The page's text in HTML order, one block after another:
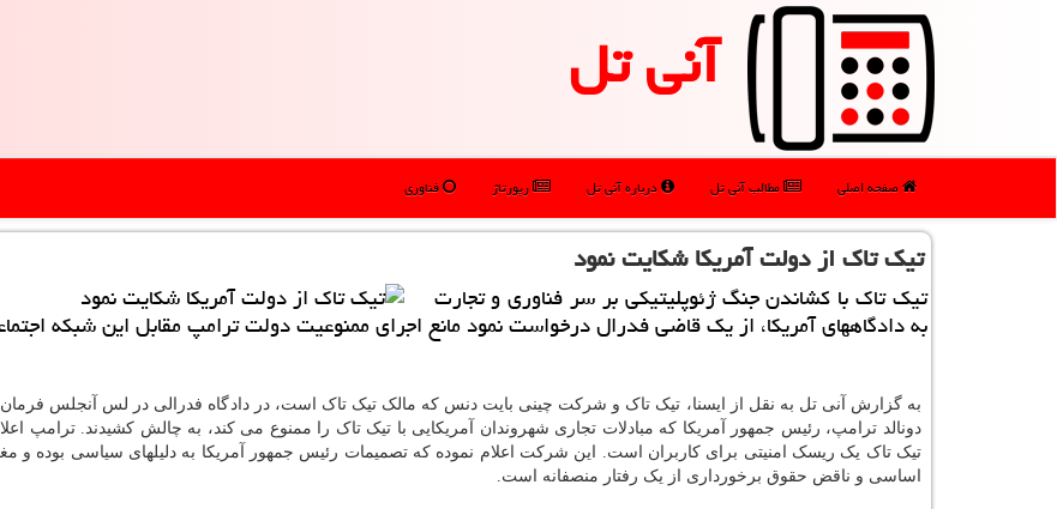
آنی تل
صفحه اصلی مطالب آنی تل درباره آنی تل رپورتاژ فناوری
تیك تاك از دولت آمریكا شكایت نمود
تیك تاك با كشاندن جنگ ژئوپلیتیكی بر سر فناوری و تجارت
به دادگاههای آمریكا، از یك قاضی فدرال درخواست نمود مانع اجرای ممنوعیت دولت ترامپ مقابل این شبكه
به گزارش آنی تل به نقل از ایسنا، تیک تاک و شرکت چینی بایت دنس که مالک تیک تاک است، در دادگاه فدرالی در لس آنجلس
دونالد ترامپ، رئیس جمهور آمریکا که مبادلات تجاری شهروندان آمریکایی با تیک تاک را ممنوع می کند، به چالش کشیدند. ترامپ
تیک تاک یک ریسک امنیتی برای کاربران است. این شرکت اعلام نموده که تصمیمات رئیس جمهور آمریکا به دلیلهای سیاسی بوده و
اساسی و ناقض حقوق برخورداری از یک رفتار منصفانه است.